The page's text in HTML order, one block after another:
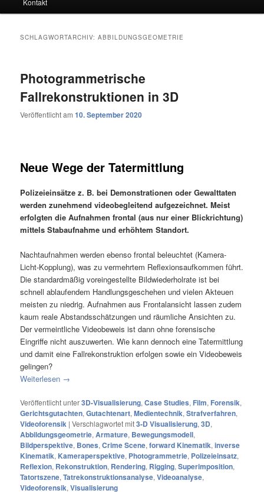
SCHLAGWORTARCHIV:ABBILDUNGSGEOMETRIE
Photogrammetrische
Fallrekonstruktionen in 3D
Veröffentlicht am10. September 2020
Neue Wege der Tatermittlung
Polizeieinsätze z. B. bei Demonstrationen oder Gewalttaten
werden zunehmend videobegleitend aufgezeichnet. Meist
erfolgten die Aufnahmen frontal (aus nur einer Blickrichtung)
mittels Stabaufnahme und erhöhtem Standort.
Nachtaufnahmen werden ebenso frontal beleuchtet (Kamera-
Licht-Kopplung), was zu vermehrtem Reflexionsaufkommen führt.
Die standardmäßig voreingestellte Bildwiederholrate ist bei
schnell ablaufendem Handlungsgeschehen und vielen Akteuen
meisten zu niedrig. Aufnahmen aus Frontalansicht lassen zudem
kaum reale Abstandsschätzungen und räumliche Ansichten zu.
Der vermeintliche Videobeweis ist dann ohne forensische
Eingriffe nicht auszuwerten. Wie kann dennoch eine Tatermittlung
und damit eine Fallrekonstruktion erfolgen sowie ein Videobeweis
gelingen?
Weiterlesen →
Veröffentlicht unter3D-Visualisierung,Case Studies, Film, Forensik,
Gerichtsgutachten,Gutachtenart,Medientechnik,Strafverfahren,
Videoforensik |Verschlagwortet mit3-D Visualisierung,3D,
Abbildungsgeometrie,Armature, Bewegungsmodell,
Bildperspektive, Bones,Crime Scene,forward Kinematik,inverse
Kinematik, Kameraperspektive, Photogrammetrie, Polizeieinsatz,
Reflexion, Rekonstruktion, Rendering, Rigging,Superimposition,
Tatortszene,Tatrekonstruktionsanalyse,Videoanalyse,
Videoforensik,Visualisierung